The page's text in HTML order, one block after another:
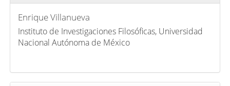
Enrique Villanueva
Instituto de Investigaciones Filosóficas, Universidad
Nacional Autónoma de México